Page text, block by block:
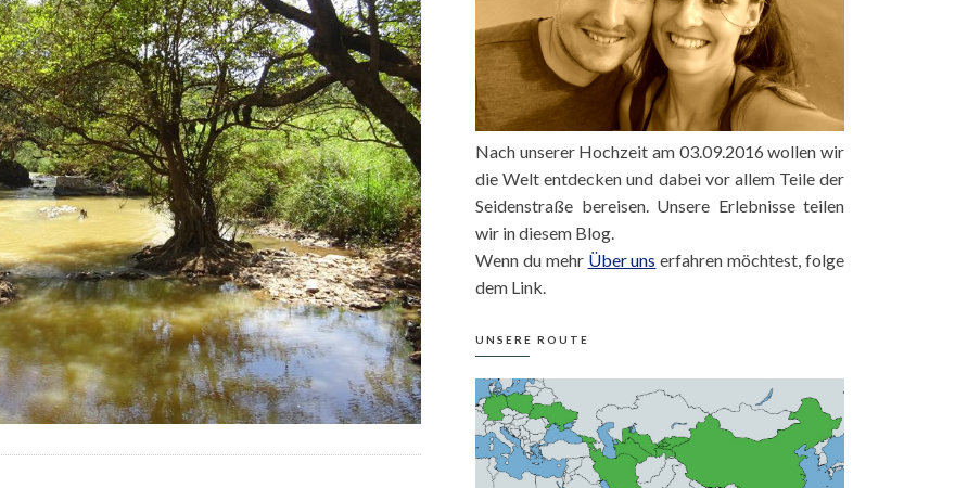
Nach unserer Hochzeit am 03.09.2016 wollen wir
die Welt entdecken und dabei vor allem Teile der
Seidenstraße bereisen. Unsere Erlebnisse teilen
wir in diesem Blog.
Wenn du mehr Über uns erfahren möchtest, folge
dem Link.
UNSERE ROUTE